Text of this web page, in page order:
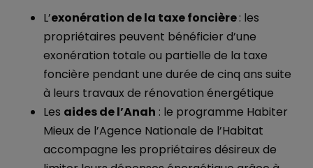
L’exonération de la taxe foncière: les
propriétaires peuvent bénéficier d’une
exonération totale ou partielle de la taxe
foncière pendant une durée de cinq ans suite
à leurs travaux de rénovation énergétique
Les aides de l’Anah : le programme Habiter
Mieux de l’Agence Nationale de l’Habitat
accompagne les propriétaires désireux de